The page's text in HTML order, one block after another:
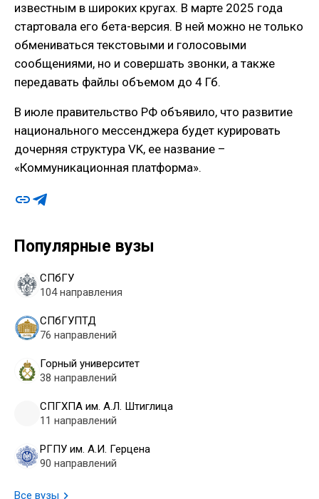
Популярные вузы
СПбГУ
104 направления
СПбГУПТД
76 направлений
Горный университет
38 направлений
СПГХПА им. А.Л. Штиглица
11 направлений
РГПУ им. А.И. Герцена
90 направлений
Все вузы
известным в широких кругах. В марте 2025 года
стартовала его бета-версия. В ней можно не только
обмениваться текстовыми и голосовыми
сообщениями, но и совершать звонки, а также
передавать файлы объемом до 4 Гб.
В июле правительство РФ объявило, что развитие
национального мессенджера будет курировать
дочерняя структура VK, ее название –
«Коммуникационная платформа».